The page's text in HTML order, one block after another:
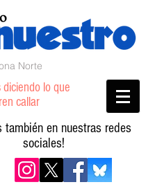
Norte
diciendo lo que
callar
también en nuestras redes
sociales!